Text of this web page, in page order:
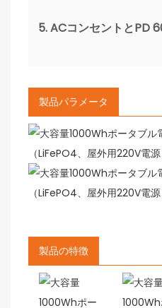
5. ACコンセントとPD
製品パラメータ
製品の特徴